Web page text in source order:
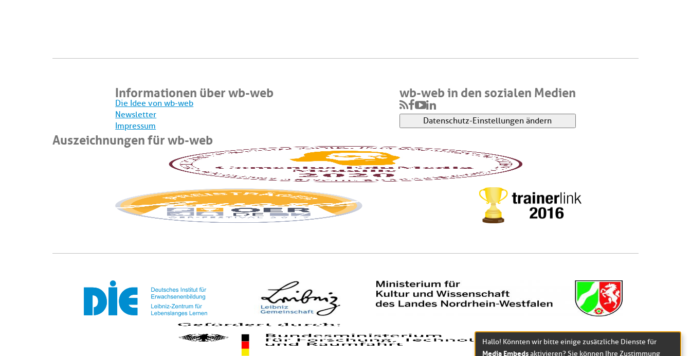
Informationen über wb-web
Die Idee von wb-web
Newsletter
Impressum
wb-web in den sozialen Medien
Datenschutz-Einstellungen ändern
Auszeichnungen für wb-web
Hallo! Könnten wir bitte einige zusätzliche Dienste für
Media Embedsaktivieren? Sie können Ihre Zustimmung